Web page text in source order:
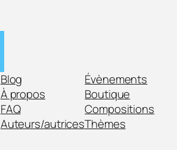
Blog
À propos
FAQ
Auteurs/autrices
Évènements
Boutique
Compositions
Thèmes